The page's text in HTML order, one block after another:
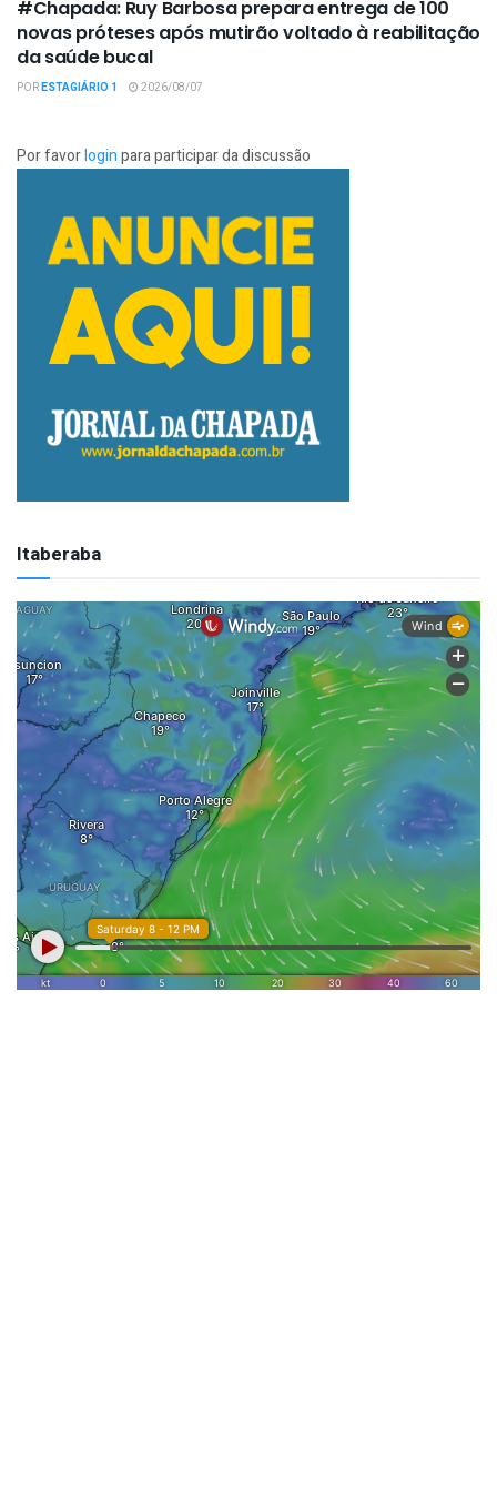
#Chapada: Ruy Barbosa prepara entrega de 100
novas próteses após mutirão voltado à reabilitação
da saúde bucal
PORESTAGIÁRIO 1 2026/08/07
Por favorloginpara participar da discussão
Itaberaba